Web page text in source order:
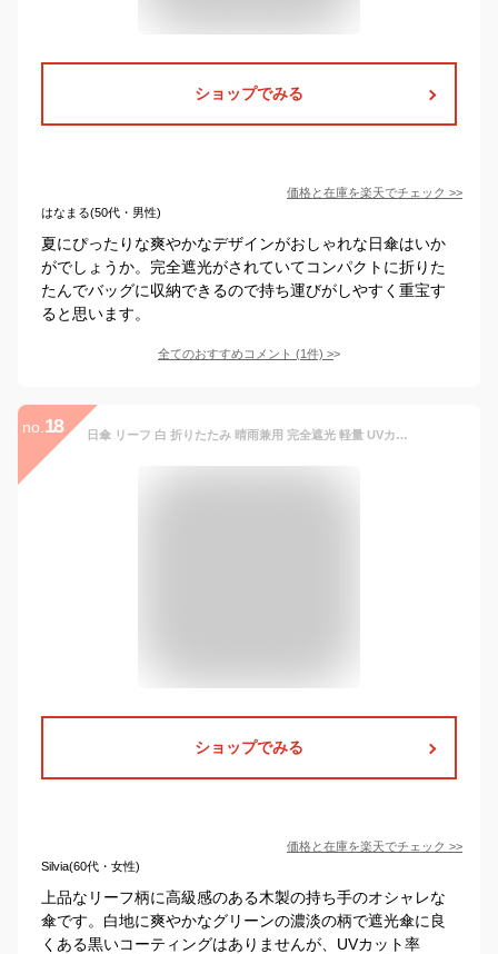
ショップでみる
価格と在庫を楽天でチェック >>
はなまる(50代・男性)
夏にぴったりな爽やかなデザインがおしゃれな日傘はいか
がでしょうか。完全遮光がされていてコンパクトに折りた
たんでバッグに収納できるので持ち運びがしやすく重宝す
ると思います。
全てのおすすめコメント (1件) >
no. 18 日傘 リーフ 白 折りたたみ 晴雨兼用 完全遮光 軽量 UVカット グリーン 葉 緑 レディース ホワイト おしゃれ かわいい 遮光 葉柄 紫外線
ショップでみる
価格と在庫を楽天でチェック >>
Silvia(60代・女性)
上品なリーフ柄に高級感のある木製の持ち手のオシャレな
傘です。白地に爽やかなグリーンの濃淡の柄で遮光傘に良
くある黒いコーティングはありませんが、UVカット率